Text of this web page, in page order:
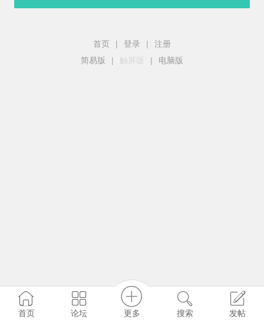
首页 | 登录 |
注册
简易版
| 触屏版 | 电脑版
首页 论坛 更多 搜索 发帖